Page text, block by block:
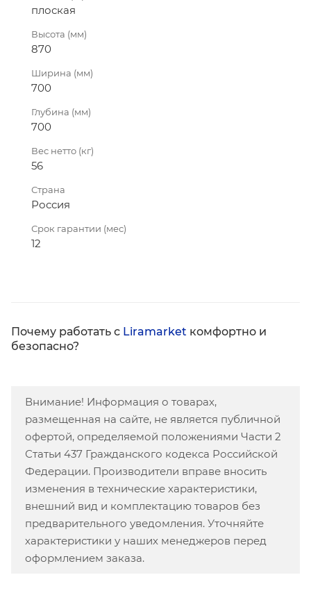
плоская
Высота (мм)
870
Ширина (мм)
700
Глубина (мм)
700
Вес нетто (кг)
56
Страна
Россия
Срок гарантии (мес)
12
Почему работать с Liramarket комфортно и
безопасно?
Внимание! Информация о товарах,
размещенная на сайте, не является публичной
офертой, определяемой положениями Части 2
Статьи 437 Гражданского кодекса Российской
Федерации. Производители вправе вносить
изменения в технические характеристики,
внешний вид и комплектацию товаров без
предварительного уведомления. Уточняйте
характеристики у наших менеджеров перед
оформлением заказа.